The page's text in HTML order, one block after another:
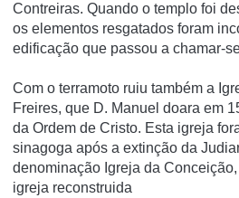
Contreiras. Quando o templo foi
os elementos resgatados foram
edificação que passou a chamar-
Com o terramoto ruiu também a
Freires, que D. Manuel doara em
da Ordem de Cristo. Esta igreja
sinagoga após a extinção da
denominação Igreja da
igreja reconstruida